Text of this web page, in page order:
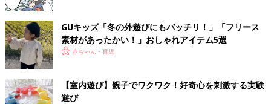
GUキッズ「冬の外遊びにもバッチリ！」「フリース
素材があったかい！」おしゃれアイテム5選
赤ちゃん・育児
【室内遊び】親子でワクワク！好奇心を刺激する実験
遊び